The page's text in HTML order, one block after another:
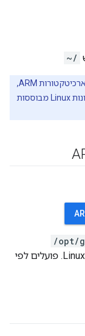
~/
כלי שורת הפקודה nRF5x לא תומכים בארכיטקטורות ARM,
ולכן אי אפשר להפעיל את לוחות nRF52840 על מכונות Linux מבוססות
/opt/
במחשב Linux. פועלים לפי